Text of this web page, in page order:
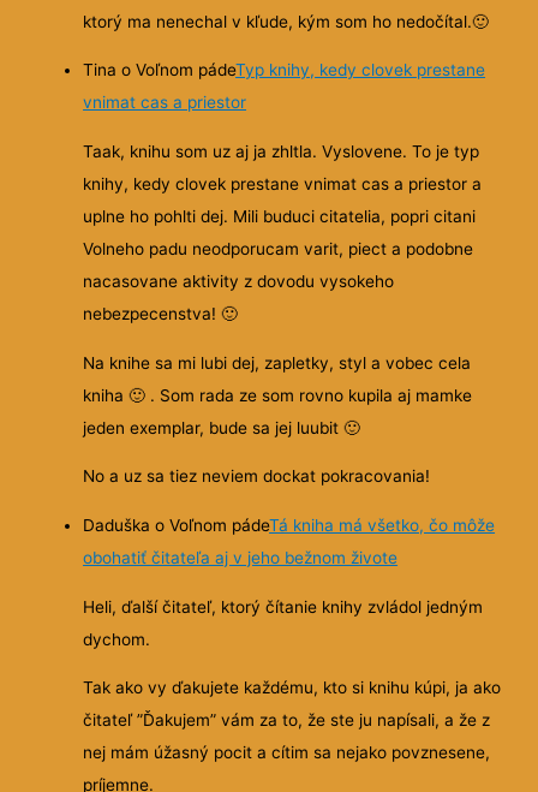
ktorý ma nenechal v kľude, kým som ho nedočítal.🙂
Tina o Voľnom pádeTyp knihy, kedy clovek prestane
vnimat cas a priestor
Taak, knihu som uz aj ja zhltla. Vyslovene. To je typ
knihy, kedy clovek prestane vnimat cas a priestor a
uplne ho pohlti dej. Mili buduci citatelia, popri citani
Volneho padu neodporucam varit, piect a podobne
nacasovane aktivity z dovodu vysokeho
nebezpecenstva!🙂
Na knihe sa mi lubi dej, zapletky, styl a vobec cela
kniha🙂 . Som rada ze som rovno kupila aj mamke
jeden exemplar, bude sa jej luubit🙂
No a uz sa tiez neviem dockat pokracovania!
Daduška o Voľnom pádeTá kniha má všetko, čo môže
obohatiť čitateľa aj v jeho bežnom živote
Heli, ďalší čitateľ, ktorý čítanie knihy zvládol jedným
dychom.
Tak ako vy ďakujete každému, kto si knihu kúpi, ja ako
čitateľ ”Ďakujem” vám za to, že ste ju napísali, a že z
nej mám úžasný pocit a cítim sa nejako povznesene,
príjemne.